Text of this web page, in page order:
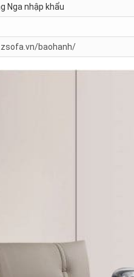
Nga nhập khẩu
baohanh/